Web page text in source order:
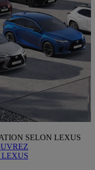
SELON LEXUS